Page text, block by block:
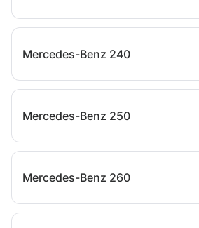
Mercedes-Benz 240
Mercedes-Benz 250
Mercedes-Benz 260